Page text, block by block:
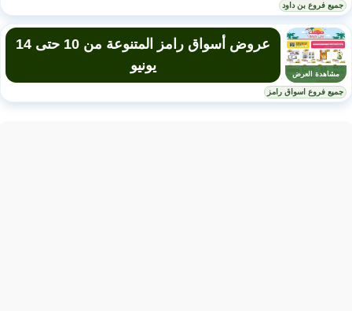
جميع فروع بن داود
مشاهدة العرض
عروض أسواق رامز المتنوعة من 10 حتى 14
يونيو
جميع فروع اسواق رامز